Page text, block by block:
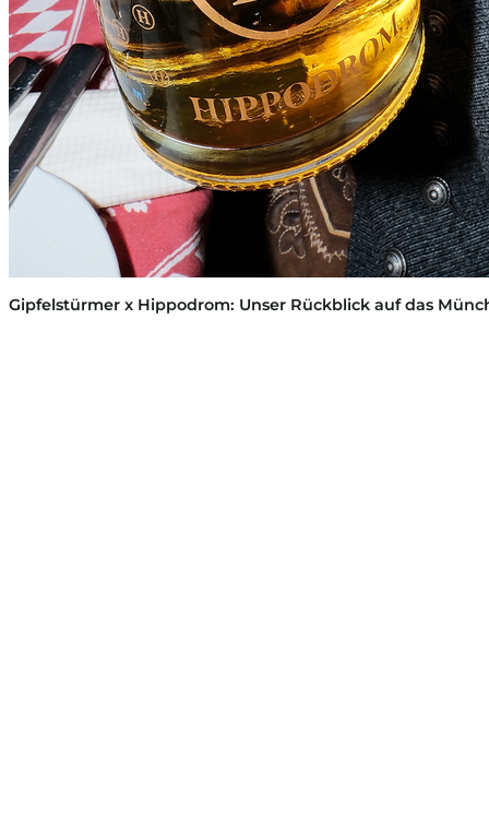
Gipfelstürmer x Hippodrom: Unser Rückblick auf das